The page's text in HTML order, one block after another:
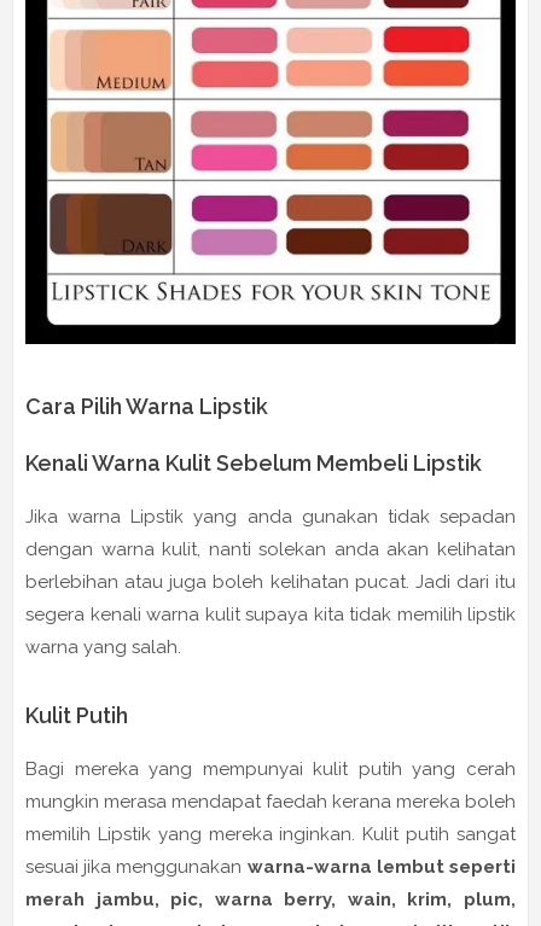
Cara Pilih Warna Lipstik
Kenali Warna Kulit Sebelum Membeli Lipstik
Jika warna Lipstik yang anda gunakan tidak sepadan
dengan warna kulit, nanti solekan anda akan kelihatan
berlebihan atau juga boleh kelihatan pucat. Jadi dari itu
segera kenali warna kulit supaya kita tidak memilih lipstik
warna yang salah.
Kulit Putih
Bagi mereka yang mempunyai kulit putih yang cerah
mungkin merasa mendapat faedah kerana mereka boleh
memilih Lipstik yang mereka inginkan. Kulit putih sangat
sesuai jika menggunakan warna-warna lembut seperti
merah jambu, pic, warna berry, wain, krim, plum,